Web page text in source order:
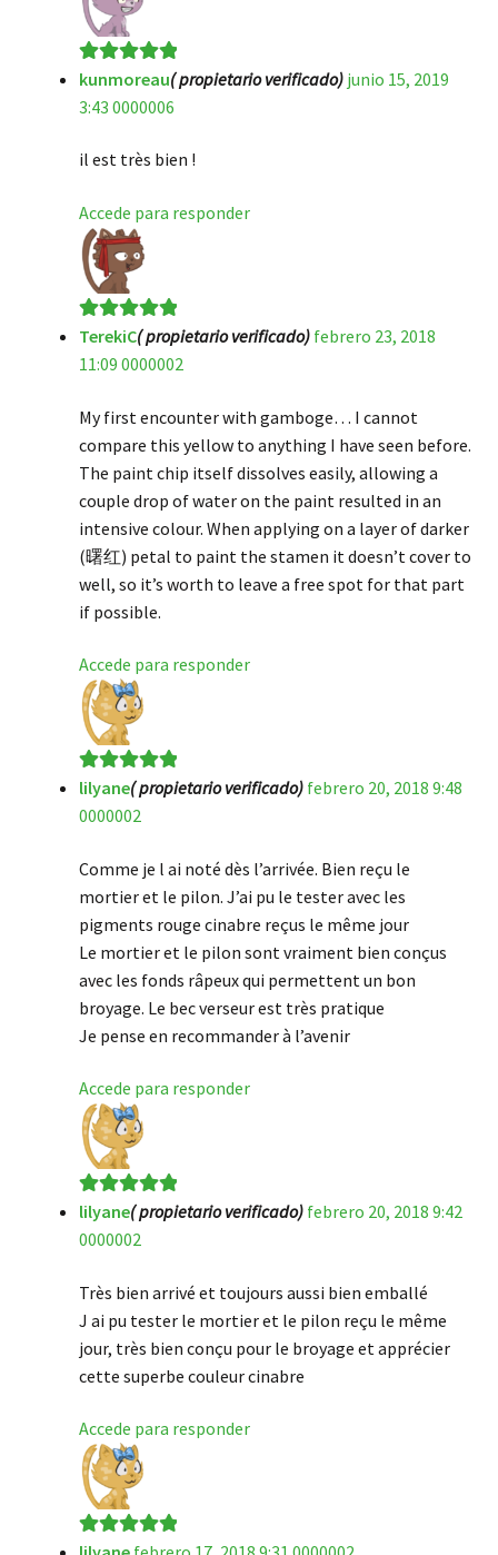
Valorado en5
de 5
kunmoreau( propietario verificado) junio 15, 2019
3:43 0000006
il est très bien !
Accede para responder
Valorado en5
de 5
TerekiC( propietario verificado) febrero 23, 2018
11:09 0000002
My first encounter with gamboge… I cannot
compare this yellow to anything I have seen before.
The paint chip itself dissolves easily, allowing a
couple drop of water on the paint resulted in an
intensive colour. When applying on a layer of darker
(曙红) petal to paint the stamen it doesn’t cover to
well, so it’s worth to leave a free spot for that part
if possible.
Accede para responder
Valorado en5
de 5
lilyane( propietario verificado) febrero 20, 2018 9:48
0000002
Comme je l ai noté dès l’arrivée. Bien reçu le
mortier et le pilon. J’ai pu le tester avec les
pigments rouge cinabre reçus le même jour
Le mortier et le pilon sont vraiment bien conçus
avec les fonds râpeux qui permettent un bon
broyage. Le bec verseur est très pratique
Je pense en recommander à l’avenir
Accede para responder
Valorado en5
de 5
lilyane( propietario verificado) febrero 20, 2018 9:42
0000002
Très bien arrivé et toujours aussi bien emballé
J ai pu tester le mortier et le pilon reçu le même
jour, très bien conçu pour le broyage et apprécier
cette superbe couleur cinabre
Accede para responder
Valorado en5